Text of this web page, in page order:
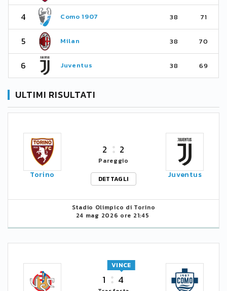
4 Como 1907 38 71
5 Milan 38 70
6 Juventus 38 69
ULTIMI RISULTATI
Torino
2 2
Pareggio
DETTAGLI
Juventus
Stadio Olimpico di Torino
24 mag 2026 ore 21:45
1 4
VINCE